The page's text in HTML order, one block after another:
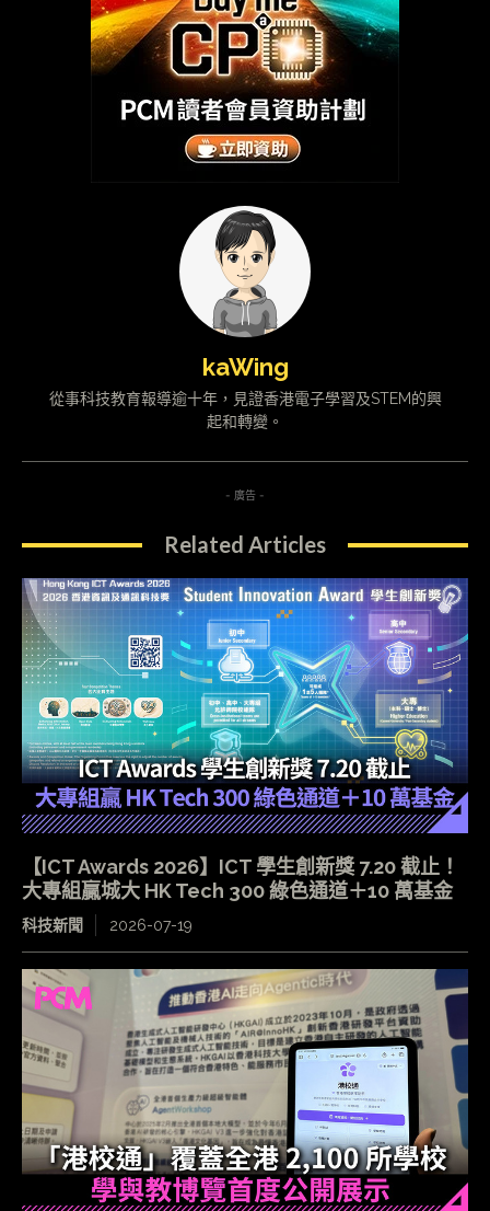
kaWing
從事科技教育報導逾十年，見證香港電子學習及STEM的興
起和轉變。
- 廣告 -
Related Articles
【ICT Awards 2026】ICT 學生創新獎 7.20 截止！
大專組贏城大 HK Tech 300 綠色通道＋10 萬基金
科技新聞 2026-07-19